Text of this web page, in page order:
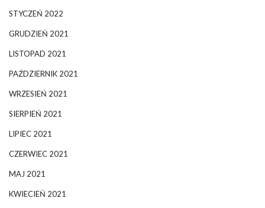
STYCZEŃ 2022
GRUDZIEŃ 2021
LISTOPAD 2021
PAŹDZIERNIK 2021
WRZESIEŃ 2021
SIERPIEŃ 2021
LIPIEC 2021
CZERWIEC 2021
MAJ 2021
KWIECIEŃ 2021